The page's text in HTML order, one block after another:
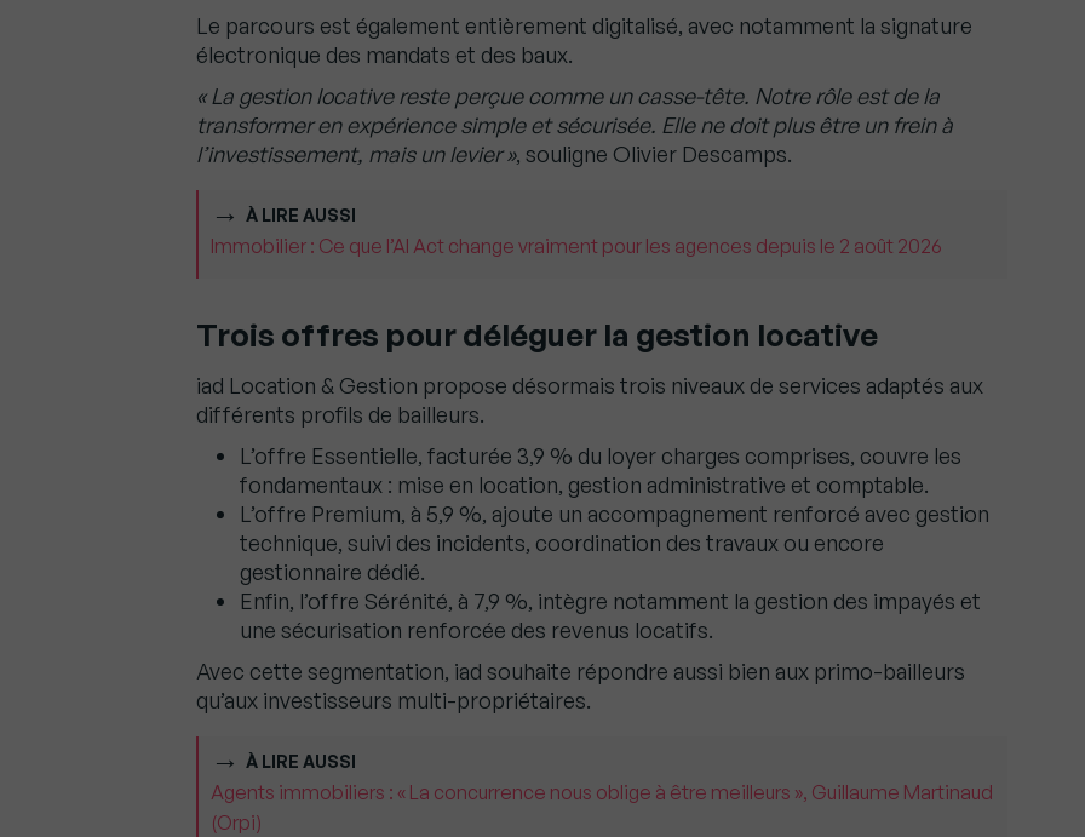
Le parcours est également entièrement digitalisé, avec notamment la signature
électronique des mandats et des baux.
« La gestion locative reste perçue comme un casse-tête. Notre rôle est de la
transformer en expérience simple et sécurisée. Elle ne doit plus être un frein à
l’investissement, mais un levier », souligne Olivier Descamps.
À LIRE AUSSI
Immobilier : Ce que l’AI Act change vraiment pour les agences depuis le 2 août 2026
Trois offres pour déléguer la gestion locative
iad Location & Gestion propose désormais trois niveaux de services adaptés aux
différents profils de bailleurs.
L’offre Essentielle, facturée 3,9 % du loyer charges comprises, couvre les
fondamentaux : mise en location, gestion administrative et comptable.
L’offre Premium, à 5,9 %, ajoute un accompagnement renforcé avec gestion
technique, suivi des incidents, coordination des travaux ou encore
gestionnaire dédié.
Enfin, l’offre Sérénité, à 7,9 %, intègre notamment la gestion des impayés et
une sécurisation renforcée des revenus locatifs.
Avec cette segmentation, iad souhaite répondre aussi bien aux primo-bailleurs
qu’aux investisseurs multi-propriétaires.
À LIRE AUSSI
Agents immobiliers : « La concurrence nous oblige à être meilleurs », Guillaume Martinaud
(Orpi)